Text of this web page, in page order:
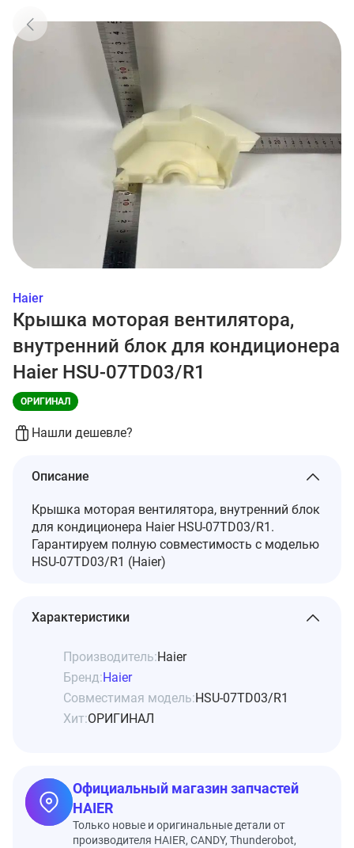
Haier
Крышка моторая вентилятора,
внутренний блок для кондиционера
Haier HSU-07TD03/R1
ОРИГИНАЛ
Нашли дешевле?
Описание
Крышка моторая вентилятора, внутренний блок
для кондиционера Haier HSU-07TD03/R1.
Гарантируем полную совместимость с моделью
HSU-07TD03/R1 (Haier)
Характеристики
Производитель:Haier
Бренд:Haier
Совместимая модель:HSU-07TD03/R1
Хит:ОРИГИНАЛ
Официальный магазин запчастей
HAIER
Только новые и оригинальные детали от
производителя HAIER, CANDY, Thunderobot,